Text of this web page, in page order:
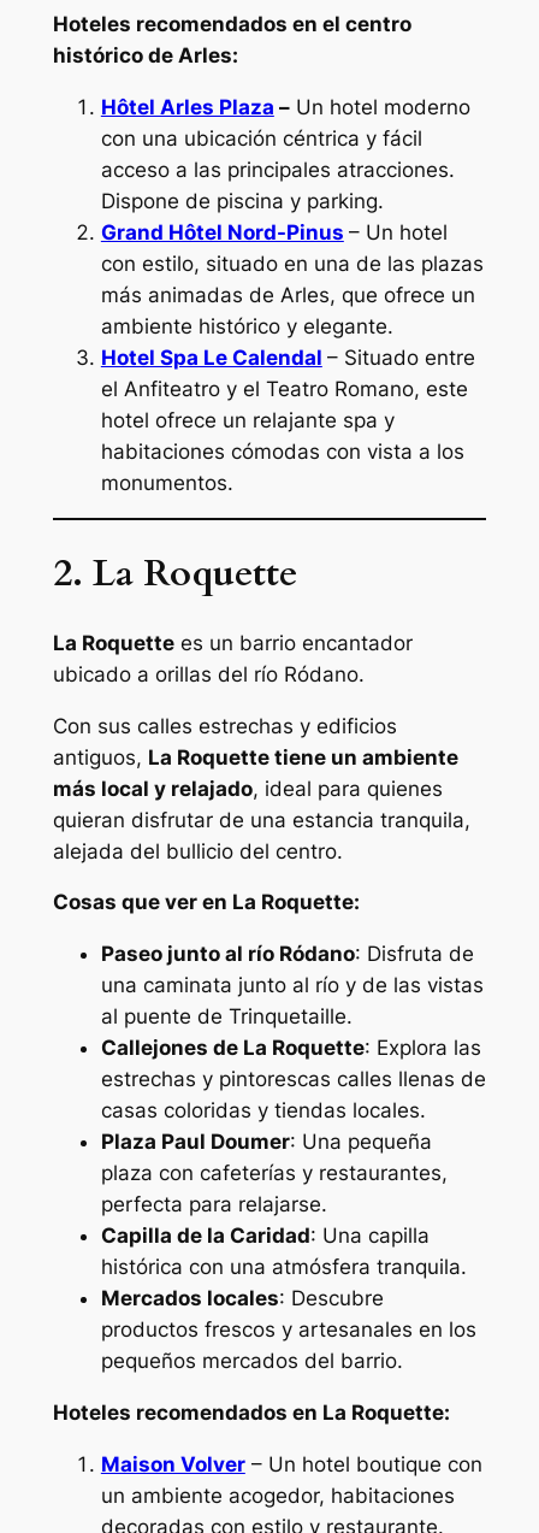
Hoteles recomendados en el centro
histórico de Arles:
Hôtel Arles Plaza –Un hotel moderno
con una ubicación céntrica y fácil
acceso a las principales atracciones.
Dispone de piscina y parking.
Grand Hôtel Nord-Pinus – Un hotel
con estilo, situado en una de las plazas
más animadas de Arles, que ofrece un
ambiente histórico y elegante.
Hotel Spa Le Calendal – Situado entre
el Anfiteatro y el Teatro Romano, este
hotel ofrece un relajante spa y
habitaciones cómodas con vista a los
monumentos.
2. La Roquette
La Roquettees un barrio encantador
ubicado a orillas del río Ródano.
Con sus calles estrechas y edificios
antiguos, La Roquette tiene un ambiente
más local y relajado, ideal para quienes
quieran disfrutar de una estancia tranquila,
alejada del bullicio del centro.
Cosas que ver en La Roquette:
Paseo junto al río Ródano: Disfruta de
una caminata junto al río y de las vistas
al puente de Trinquetaille.
Callejones de La Roquette: Explora las
estrechas y pintorescas calles llenas de
casas coloridas y tiendas locales.
Plaza Paul Doumer: Una pequeña
plaza con cafeterías y restaurantes,
perfecta para relajarse.
Capilla de la Caridad: Una capilla
histórica con una atmósfera tranquila.
Mercados locales: Descubre
productos frescos y artesanales en los
pequeños mercados del barrio.
Hoteles recomendados en La Roquette:
Maison Volver– Un hotel boutique con
un ambiente acogedor, habitaciones
decoradas con estilo y restaurante.